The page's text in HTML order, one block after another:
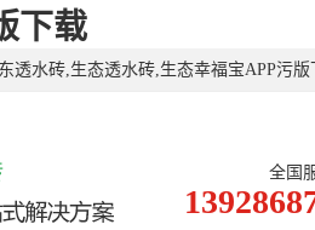
下载
透水砖,生态透水砖,生态幸福宝APP污
全国